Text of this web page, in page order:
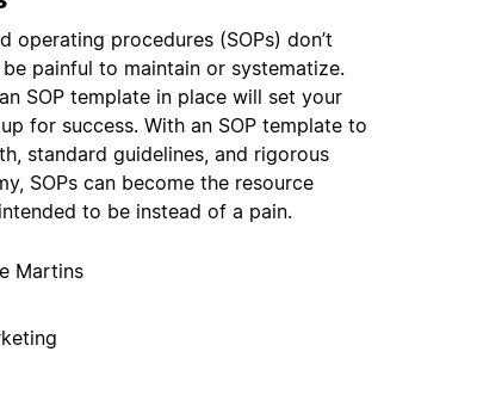
operating procedures (SOPs) don’t
painful to maintain or systematize.
SOP template in place will set your
for success. With an SOP template to
standard guidelines, and rigorous
SOPs can become the resource
to be instead of a pain.
Martins